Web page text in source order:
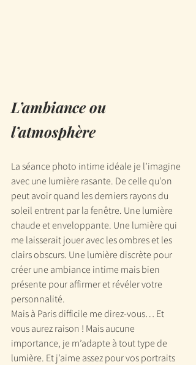
L’ambiance ou
l’atmosphère
La séance photo intime idéale je l’imagine
avec une lumière rasante. De celle qu’on
peut avoir quand les derniers rayons du
soleil entrent par la fenêtre. Une lumière
chaude et enveloppante. Une lumière qui
me laisserait jouer avec les ombres et les
clairs obscurs. Une lumière discrète pour
créer une ambiance intime mais bien
présente pour affirmer et révéler votre
personnalité.
Mais à Paris difficile me direz-vous… Et
vous aurez raison ! Mais aucune
importance, je m’adapte à tout type de
lumière. Et j’aime assez pour vos portraits